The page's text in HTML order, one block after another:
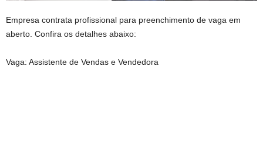
Empresa contrata profissional para preenchimento de vaga em
aberto. Confira os detalhes abaixo:
Vaga: Assistente de Vendas e Vendedora